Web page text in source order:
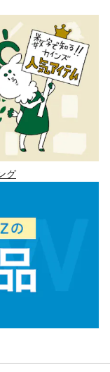
グ